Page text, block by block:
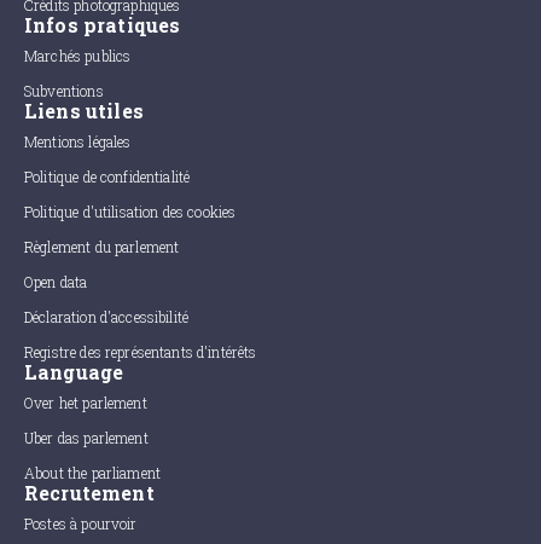
Crédits photographiques
Infos pratiques
Marchés publics
Subventions
Liens utiles
Mentions légales
Politique de confidentialité
Politique d'utilisation des cookies
Règlement du parlement
Open data
Déclaration d'accessibilité
Registre des représentants d'intérêts
Language
Over het parlement
Uber das parlement
About the parliament
Recrutement
Postes à pourvoir